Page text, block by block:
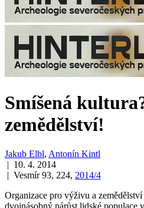
Smíšená
zemědělství!
Jakub Elbl, Antonín Kintl
| 10. 4. 2014
| Vesmír 93, 224, 2014/4
Organizace pro výživu a
dvojnásobný nárůst lidské populace